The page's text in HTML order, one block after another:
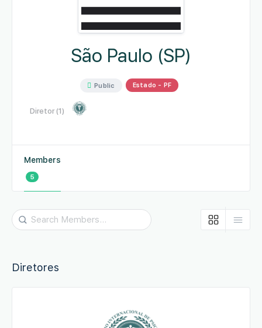
São Paulo (SP)
Public Estado - PF
Diretor (1)
Members
5
Search
Members…
Diretores